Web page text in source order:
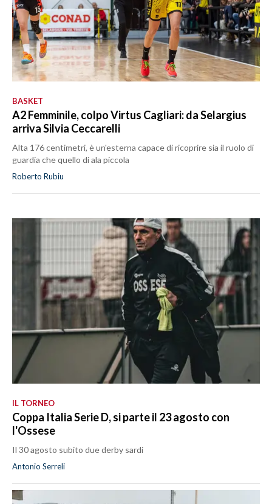
BASKET
A2 Femminile, colpo Virtus Cagliari: da Selargius
arriva Silvia Ceccarelli
Alta 176 centimetri, è un'esterna capace di ricoprire sia il ruolo di
guardia che quello di ala piccola
Roberto Rubiu
IL TORNEO
Coppa Italia Serie D, si parte il 23 agosto con
l'Ossese
Il 30 agosto subito due derby sardi
Antonio Serreli